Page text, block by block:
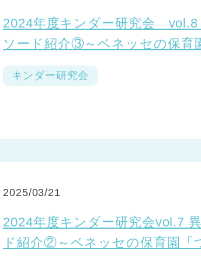
2024年度キンダー研究会
ソード紹介③～ベネッセの保育
り～
キンダー研究会
2025/03/21
2024年度キンダー研究会vol.7
ド紹介②～ベネッセの保育園